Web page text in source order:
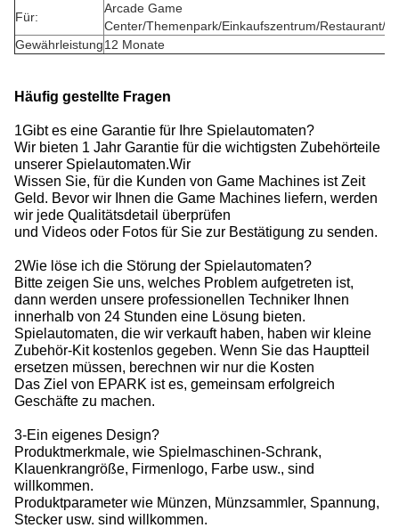
Für:
Arcade Game
Center/Themenpark/Einkaufszentrum/Restaurant/
Gewährleistung12 Monate
Häufig gestellte Fragen
1Gibt es eine Garantie für Ihre Spielautomaten?
Wir bieten 1 Jahr Garantie für die wichtigsten Zubehörteile
unserer Spielautomaten.Wir
Wissen Sie, für die Kunden von Game Machines ist Zeit
Geld. Bevor wir Ihnen die Game Machines liefern, werden
wir jede Qualitätsdetail überprüfen
und Videos oder Fotos für Sie zur Bestätigung zu senden.
2Wie löse ich die Störung der Spielautomaten?
Bitte zeigen Sie uns, welches Problem aufgetreten ist,
dann werden unsere professionellen Techniker Ihnen
innerhalb von 24 Stunden eine Lösung bieten.
Spielautomaten, die wir verkauft haben, haben wir kleine
Zubehör-Kit kostenlos gegeben. Wenn Sie das Hauptteil
ersetzen müssen, berechnen wir nur die Kosten
Das Ziel von EPARK ist es, gemeinsam erfolgreich
Geschäfte zu machen.
3-Ein eigenes Design?
Produktmerkmale, wie Spielmaschinen-Schrank,
Klauenkrangröße, Firmenlogo, Farbe usw., sind
willkommen.
Produktparameter wie Münzen, Münzsammler, Spannung,
Stecker usw. sind willkommen.